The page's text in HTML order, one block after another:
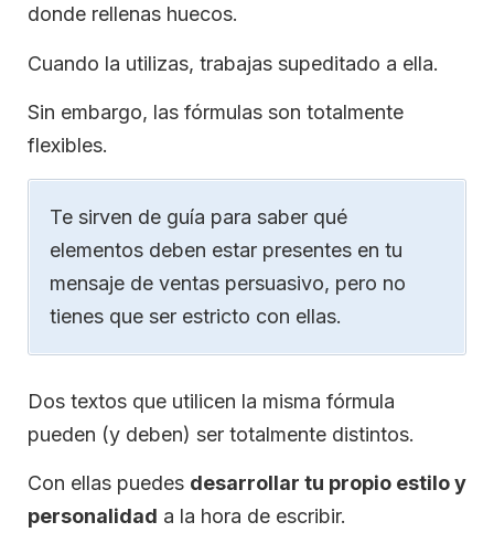
donde rellenas huecos.
Cuando la utilizas, trabajas supeditado a ella.
Sin embargo, las fórmulas son totalmente
flexibles.
Te sirven de guía para saber qué
elementos deben estar presentes en tu
mensaje de ventas persuasivo, pero no
tienes que ser estricto con ellas.
Dos textos que utilicen la misma fórmula
pueden (y deben) ser totalmente distintos.
Con ellas puedes desarrollar tu propio estilo y
personalidad a la hora de escribir.